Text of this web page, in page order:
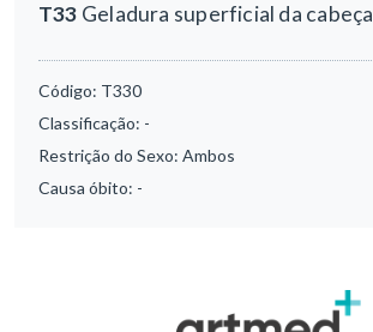
T33 Geladura superficial da cabeça
Código: T330
Classificação: -
Restrição do Sexo: Ambos
Causa óbito: -